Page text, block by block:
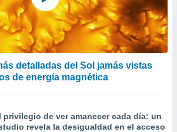
detalladas del Sol jamás vistas
de energía magnética
privilegio de ver amanecer cada día: un
revela la desigualdad en el acceso